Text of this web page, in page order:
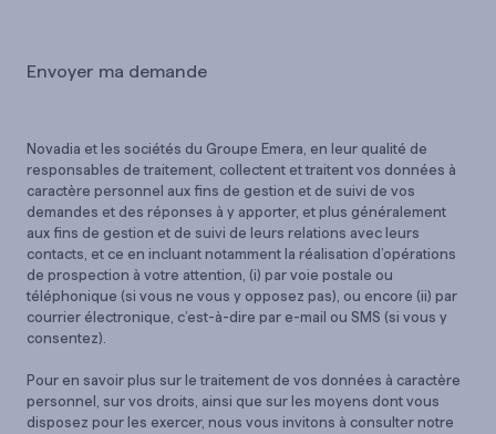
Novadia et les sociétés du Groupe Emera, en leur qualité de
responsables de traitement, collectent et traitent vos données à
caractère personnel aux fins de gestion et de suivi de vos
demandes et des réponses à y apporter, et plus généralement
aux fins de gestion et de suivi de leurs relations avec leurs
contacts, et ce en incluant notamment la réalisation d’opérations
de prospection à votre attention, (i) par voie postale ou
téléphonique (si vous ne vous y opposez pas), ou encore (ii) par
courrier électronique, c’est-à-dire par e-mail ou SMS (si vous y
consentez).
Pour en savoir plus sur le traitement de vos données à caractère
personnel, sur vos droits, ainsi que sur les moyens dont vous
disposez pour les exercer, nous vous invitons à consulter notre